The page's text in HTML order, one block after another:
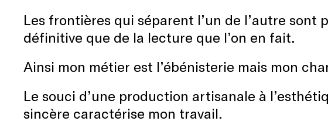
Les frontières qui séparent l’un de l’autre sont
définitive que de la lecture que l’on en fait.
Ainsi mon métier est l’ébénisterie mais mon
Le souci d’une production artisanale à
sincère caractérise mon travail.